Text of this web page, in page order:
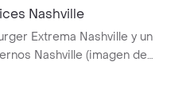
Nashville
Extrema Nashville y un
Nashville (imagen de
a producto